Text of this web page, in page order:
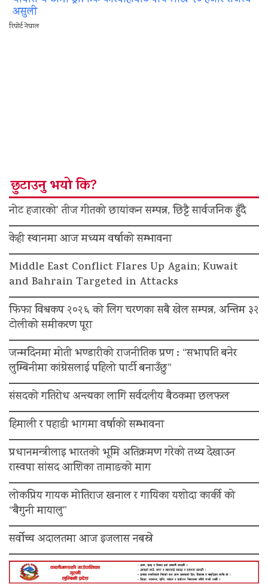
असुली
रिपोर्ट नेपाल
छुटाउनु भयो कि?
नोट हजारको’ तीज गीतको छायांकन सम्पन्न, छिट्टै सार्वजनिक हुँदै
केही स्थानमा आज मध्यम वर्षाको सम्भावना
Middle East Conflict Flares Up Again; Kuwait
and Bahrain Targeted in Attacks
फिफा विश्वकप २०२६ को लिग चरणका सबै खेल सम्पन्न, अन्तिम ३२
टोलीको समीकरण पूरा
जन्मदिनमा मोती भण्डारीको राजनीतिक प्रण : “सभापति बनेर
लुम्बिनीमा कांग्रेसलाई पहिलो पार्टी बनाउँछु”
संसदको गतिरोध अन्त्यका लागि सर्वदलीय बैठकमा छलफल
हिमाली र पहाडी भागमा वर्षाको सम्भावना
प्रधानमन्त्रीलाइ भारतको भूमि अतिक्रमण गरेको तथ्य देखाउन
रास्वपा सांसद आशिका तामाङको माग
लोकप्रिय गायक मोतिराज खनाल र गायिका यशोदा कार्की को
“बैगुनी मायालु”
सर्वोच्च अदालतमा आज इजलास नबस्ने